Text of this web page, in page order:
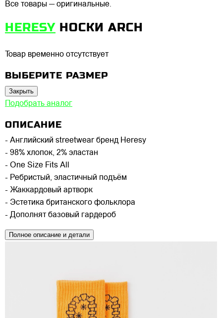
Все товары — оригинальные.
HERESY НОСКИ ARCH
Товар временно отсутствует
ВЫБЕРИТЕ РАЗМЕР
Закрыть
Подобрать аналог
ОПИСАНИЕ
- Английский streetwear бренд Heresy
- 98% хлопок, 2% эластан
- One Size Fits All
- Ребристый, эластичный подъём
- Жаккардовый артворк
- Эстетика британского фольклора
- Дополнят базовый гардероб
Полное описание и детали